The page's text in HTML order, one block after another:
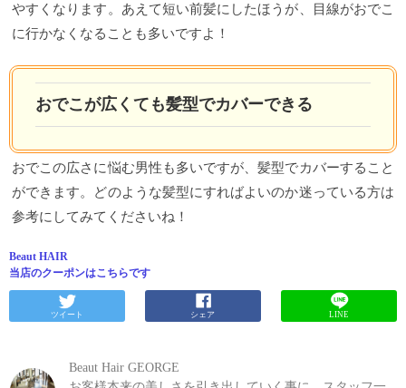
やすくなります。あえて短い前髪にしたほうが、目線がおでこ
に行かなくなることも多いですよ！
おでこが広くても髪型でカバーできる
おでこの広さに悩む男性も多いですが、髪型でカバーすること
ができます。どのような髪型にすればよいのか迷っている方は
参考にしてみてくださいね！
Beaut HAIR
当店のクーポンはこちらです
ツイート シェア LINE
Beaut Hair GEORGE